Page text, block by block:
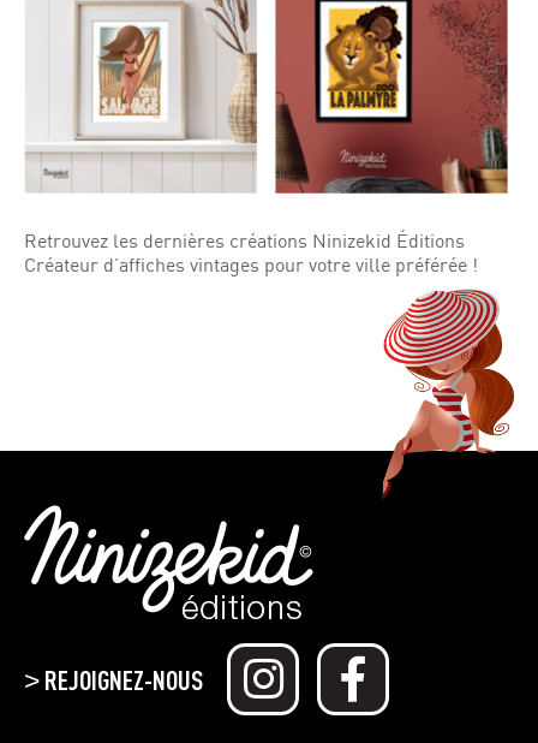
Retrouvez les dernières créations Ninizekid Éditions
Créateur d’affiches vintages pour votre ville préférée !
>REJOIGNEZ-NOUS